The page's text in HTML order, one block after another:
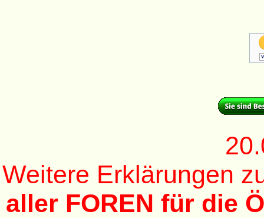
Weitere Erklärungen
aller FOREN für die